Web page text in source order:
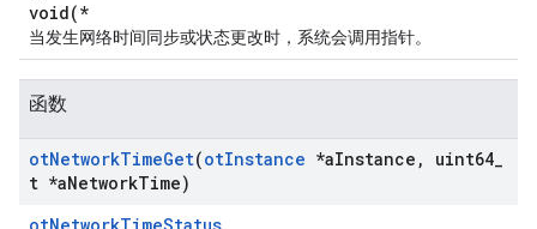
void(*
当发生网络时间同步或状态更改时，系统会调用指针。
函数
otNetworkTimeGet(otInstance *aInstance , uint64
t *aNetworkTime)